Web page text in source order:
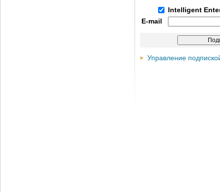
Intelligent
E-mail
Управление